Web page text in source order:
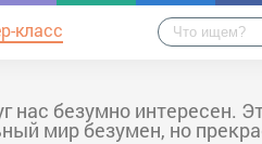
класс
нас безумно интересен.
мир безумен, но